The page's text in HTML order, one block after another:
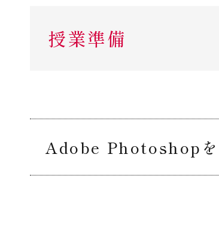
授業準備
Adobe Photoshopを